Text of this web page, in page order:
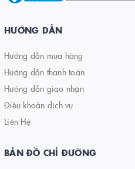
HƯỚNG DẪN
Hướng dẫn mua hàng
Hướng dẫn thanh toán
Hướng dẫn giao nhận
Điều khoản dịch vụ
Liên Hệ
BẢN ĐỒ CHỈ ĐƯỜNG